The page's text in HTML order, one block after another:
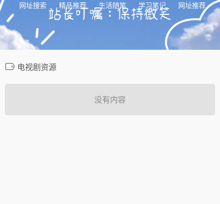
网址搜索 精品推荐 生活随笔 学习笔记 网址推荐
电视剧资源
没有内容